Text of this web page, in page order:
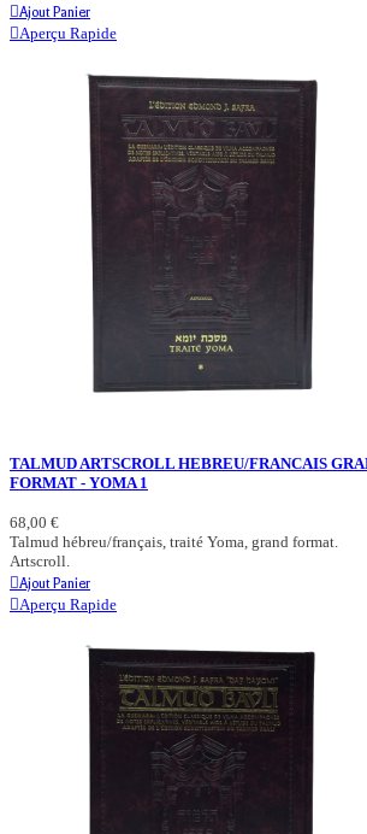
Ajout Panier
Aperçu Rapide
TALMUD ARTSCROLL HEBREU/FRANCAIS
FORMAT - YOMA 1
68,00 €
Talmud hébreu/français, traité Yoma, grand format.
Artscroll.
Ajout Panier
Aperçu Rapide